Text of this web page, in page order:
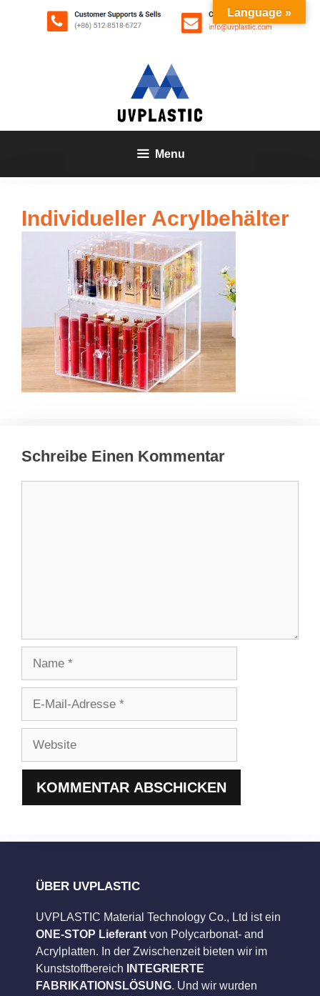
Menu
Individueller Acrylbehälter
Schreibe Einen Kommentar
Adresse
ÜBER UVPLASTIC
UVPLASTIC Material Technology Co., Ltd ist ein
ONE-STOP Lieferant von Polycarbonat- and
Acrylplatten. In der Zwischenzeit bieten wir im
Kunststoffbereich
INTEGRIERTE
FABRIKATIONSLÖSUNG. Und wir wurden
Language »